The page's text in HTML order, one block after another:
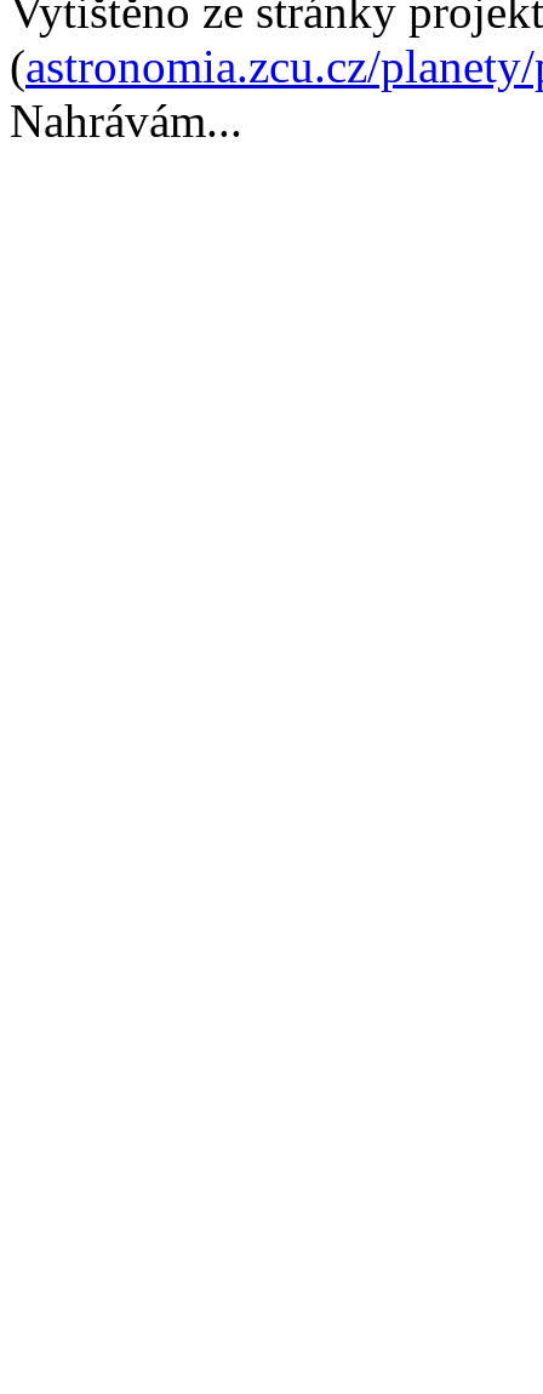
Vytištěno ze stránky
(astronomia.zcu.cz/
Nahrávám...